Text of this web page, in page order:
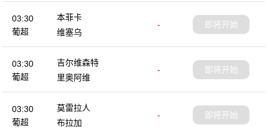
03:30
葡超
本菲卡
-
维塞乌
即将开始
03:30
葡超
吉尔维森特
-
里奥阿维
即将开始
03:30
葡超
莫雷拉人
-
布拉加
即将开始